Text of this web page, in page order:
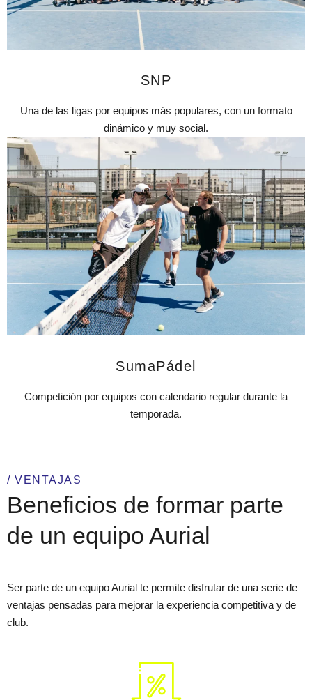
SNP
Una de las ligas por equipos más populares, con un formato
dinámico y muy social.
SumaPádel
Competición por equipos con calendario regular durante la
temporada.
/ VENTAJAS
Beneficios de formar parte
de un equipo Aurial
Ser parte de un equipo Aurial te permite disfrutar de una serie de
ventajas pensadas para mejorar la experiencia competitiva y de
club.